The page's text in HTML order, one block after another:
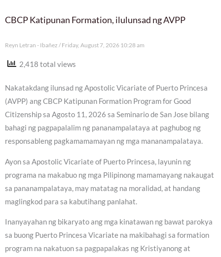
CBCP Katipunan Formation, ilulunsad ng AVPP
Reyn Letran - Ibañez Friday, August 7, 2026 10:28 am
2,418 total views
Nakatakdang ilunsad ng Apostolic Vicariate of Puerto Princesa
(AVPP) ang CBCP Katipunan Formation Program for Good
Citizenship sa Agosto 11, 2026 sa Seminario de San Jose bilang
bahagi ng pagpapalalim ng pananampalataya at paghubog ng
responsableng pagkamamamayan ng mga mananampalataya.
Ayon sa Apostolic Vicariate of Puerto Princesa, layunin ng
programa na makabuo ng mga Pilipinong mamamayang nakaugat
sa pananampalataya, may matatag na moralidad, at handang
maglingkod para sa kabutihang panlahat.
Inanyayahan ng bikaryato ang mga kinatawan ng bawat parokya
sa buong Puerto Princesa Vicariate na makibahagi sa formation
program na nakatuon sa pagpapalakas ng Kristiyanong at